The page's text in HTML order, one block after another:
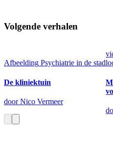
Volgende verhalen
Afbeelding Psychiatrie in de stad
De kliniektuin
door Nico Vermeer